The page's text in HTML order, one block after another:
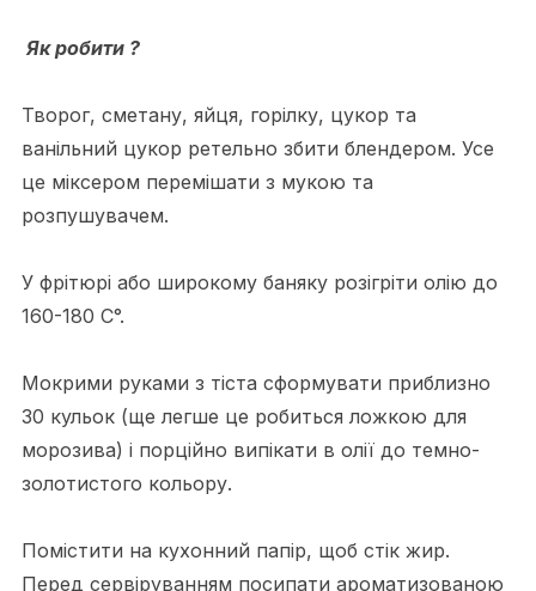
Як робити ?
Творог, сметану, яйця, горілку, цукор та
ванільний цукор ретельно збити блендером. Усе
це міксером перемішати з мукою та
розпушувачем.
У фрітюрі або широкому баняку розігріти олію до
160-180 С°.
Мокрими руками з тіста сформувати приблизно
30 кульок (ще легше це робиться ложкою для
морозива) і порційно випікати в олії до темно-
золотистого кольору.
Помістити на кухонний папір, щоб стік жир.
Перед сервіруванням посипати ароматизованою